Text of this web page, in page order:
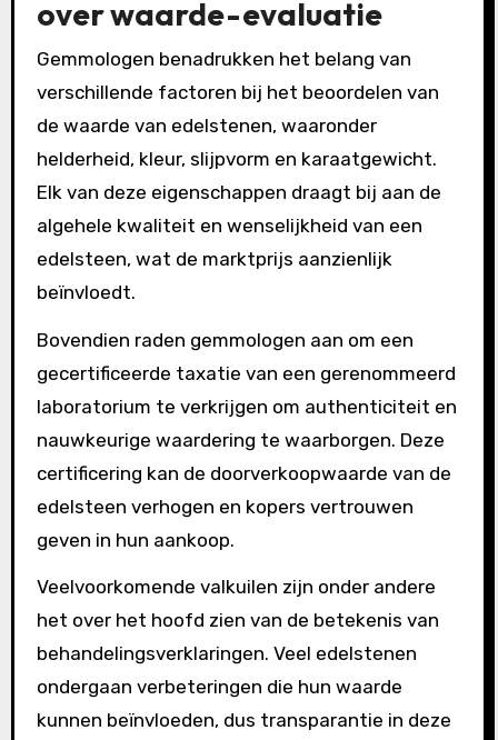
over waarde-evaluatie
Gemmologen benadrukken het belang van
verschillende factoren bij het beoordelen van
de waarde van edelstenen, waaronder
helderheid, kleur, slijpvorm en karaatgewicht.
Elk van deze eigenschappen draagt bij aan de
algehele kwaliteit en wenselijkheid van een
edelsteen, wat de marktprijs aanzienlijk
beïnvloedt.
Bovendien raden gemmologen aan om een
gecertificeerde taxatie van een gerenommeerd
laboratorium te verkrijgen om authenticiteit en
nauwkeurige waardering te waarborgen. Deze
certificering kan de doorverkoopwaarde van de
edelsteen verhogen en kopers vertrouwen
geven in hun aankoop.
Veelvoorkomende valkuilen zijn onder andere
het over het hoofd zien van de betekenis van
behandelingsverklaringen. Veel edelstenen
ondergaan verbeteringen die hun waarde
kunnen beïnvloeden, dus transparantie in deze